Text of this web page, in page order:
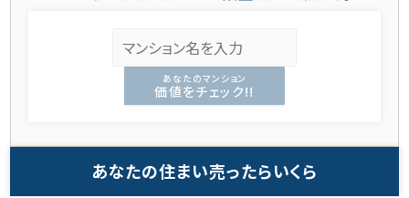
あなたのマンション
価値をチェック!!
あなたの住まい売ったらいくら